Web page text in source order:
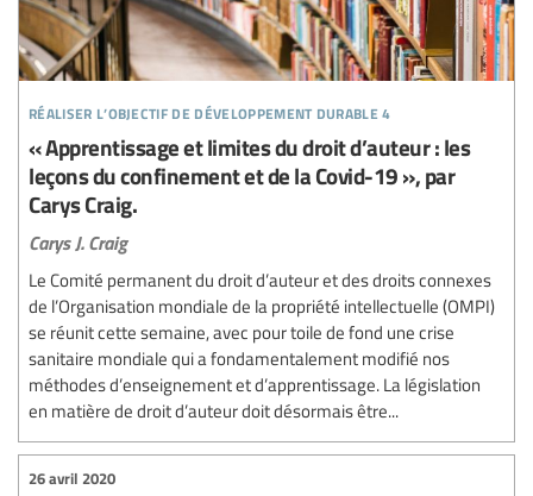
réaliser l’objectif de développement durable 4
« Apprentissage et limites du droit d’auteur : les
leçons du confinement et de la Covid-19 », par
Carys Craig.
Carys J. Craig
Le Comité permanent du droit d’auteur et des droits connexes
de l’Organisation mondiale de la propriété intellectuelle (OMPI)
se réunit cette semaine, avec pour toile de fond une crise
sanitaire mondiale qui a fondamentalement modifié nos
méthodes d’enseignement et d’apprentissage. La législation
en matière de droit d’auteur doit désormais être...
26 avril 2020